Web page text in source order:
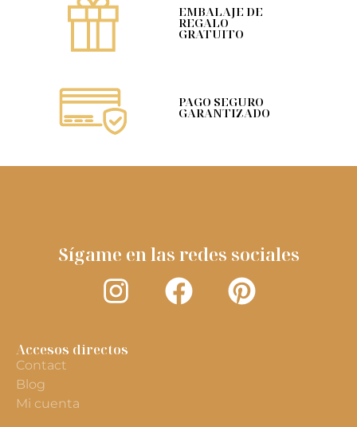
EMBALAJE DE
REGALO
GRATUITO
PAGO SEGURO
GARANTIZADO
Sígame en las redes sociales
Accesos directos
Contact
Blog
Mi cuenta